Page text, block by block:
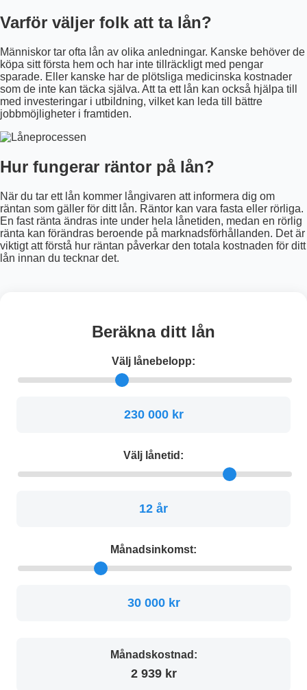
Varför väljer folk att ta lån?
Människor tar ofta lån av olika anledningar. Kanske behöver de
köpa sitt första hem och har inte tillräckligt med pengar
sparade. Eller kanske har de plötsliga medicinska kostnader
som de inte kan täcka själva. Att ta ett lån kan också hjälpa till
med investeringar i utbildning, vilket kan leda till bättre
jobbmöjligheter i framtiden.
Hur fungerar räntor på lån?
När du tar ett lån kommer långivaren att informera dig om
räntan som gäller för ditt lån. Räntor kan vara fasta eller rörliga.
En fast ränta ändras inte under hela lånetiden, medan en rörlig
ränta kan förändras beroende på marknadsförhållanden. Det är
viktigt att förstå hur räntan påverkar den totala kostnaden för ditt
lån innan du tecknar det.
Beräkna ditt lån
Välj lånebelopp:
230 000 kr
Välj lånetid:
12 år
Månadsinkomst:
30 000 kr
Månadskostnad:
2 939 kr